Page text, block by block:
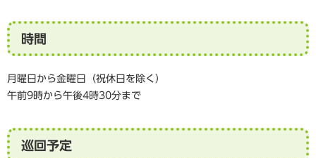
時間
月曜日から金曜日（祝休日を除く）
午前9時から午後4時30分まで
巡回予定